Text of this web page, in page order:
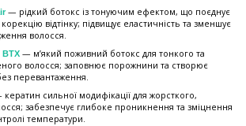
— рідкий ботокс із тонуючим ефектом, що поєднує
відтінку; підвищує еластичність та зменшує
волосся.
BTX — м’який поживний ботокс для тонкого та
волосся; заповнює порожнини та створює
перевантаження.
сильної модифікації для жорсткого,
забезпечує глибоке проникнення та зміцнення
температури.